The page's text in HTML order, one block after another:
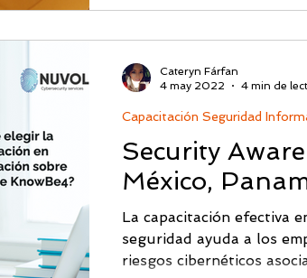
objetivo principal del
concienciar a los
técnicas utilizadas en los
Security
México,
La capacitación efectiva
seguridad ayuda a los
riesgos cibernéticos
Capacitación Seguridad
Cateryn Fárfan
4 may 2022
4 min de